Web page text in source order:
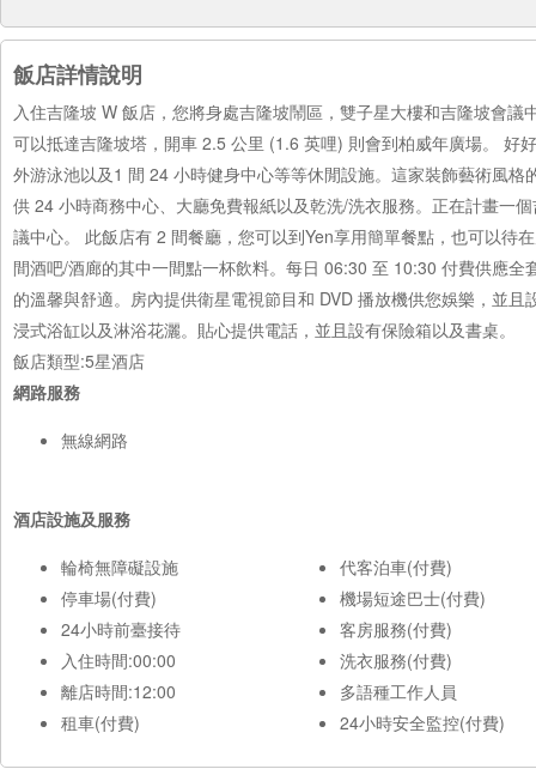
飯店詳情說明
入住吉隆坡 W 飯店，您將身處吉隆坡鬧區，雙子星大樓和吉隆坡會
可以抵達吉隆坡塔，開車 2.5 公里 (1.6 英哩) 則會到柏威年廣場。 好
外游泳池以及1 間 24 小時健身中心等等休閒設施。這家裝飾藝術風
供 24 小時商務中心、大廳免費報紙以及乾洗/洗衣服務。正在計畫一
議中心。 此飯店有 2 間餐廳，您可以到Yen享用簡單餐點，也可以待
間酒吧/酒廊的其中一間點一杯飲料。每日 06:30 至 10:30 付費供應
的溫馨與舒適。房內提供衛星電視節目和 DVD 播放機供您娛樂，並
浸式浴缸以及淋浴花灑。貼心提供電話，並且設有保險箱以及書桌。
飯店類型:5星酒店
網路服務
無線網路
酒店設施及服務
輪椅無障礙設施
停車場(付費)
24小時前臺接待
入住時間:00:00
離店時間:12:00
租車(付費)
代客泊車(付費)
機場短途巴士(付費)
客房服務(付費)
洗衣服務(付費)
多語種工作人員
24小時安全監控(付費)